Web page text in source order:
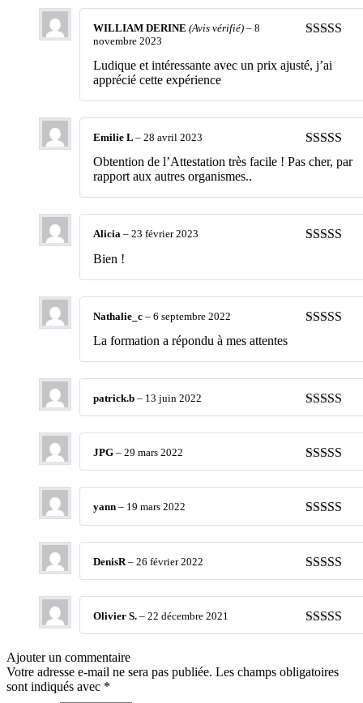
5
WILLIAM DERINE (Avis vérifié) – 8
novembre 2023
Ludique et intéressante avec un prix ajusté, j’ai
apprécié cette expérience
Note 5sur
Emilie L – 28 avril 2023
Obtention de l’Attestation très facile ! Pas cher, par
rapport aux autres organismes..
Alicia – 23 février 2023
Bien !
Nathalie_c – 6 septembre 2022
La formation a répondu à mes attentes
Note4sur
5
patrick.b – 13 juin 2022
Note4sur
5
JPG – 29 mars 2022
Note4sur
5
yann – 19 mars 2022
Note4sur
5
DenisR – 26 février 2022
Note5sur
Olivier S. – 22 décembre 2021
Ajouter un commentaire
Votre adresse e-mail ne sera pas publiée. Les champs obligatoires
sont indiqués avec *